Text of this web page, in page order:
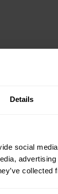
Details
social
-
– limitierte
- Green Topo